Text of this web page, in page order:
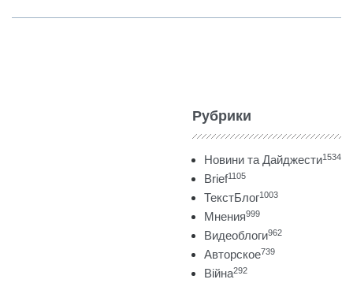
Рубрики
Новини та Дайджести1534
Brief1105
ТекстБлог1003
Мнения999
Видеоблоги962
Авторское739
Війна292